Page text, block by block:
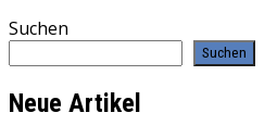
Suchen
Suchen
Neue Artikel